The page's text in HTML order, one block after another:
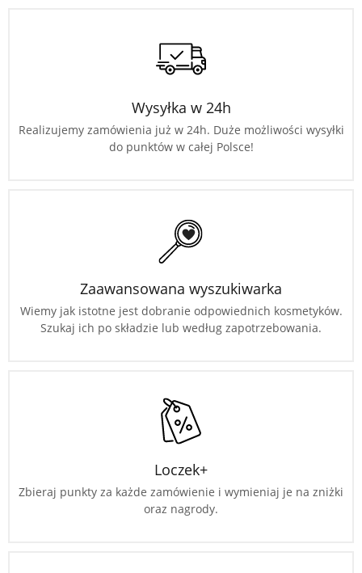
Wysyłka w 24h
Realizujemy zamówienia już w 24h. Duże możliwości wysyłki
do punktów w całej Polsce!
Zaawansowana wyszukiwarka
Wiemy jak istotne jest dobranie odpowiednich kosmetyków.
Szukaj ich po składzie lub według zapotrzebowania.
Loczek+
Zbieraj punkty za każde zamówienie i wymieniaj je na zniżki
oraz nagrody.